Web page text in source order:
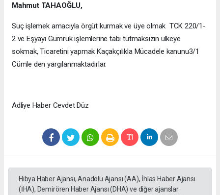
Mahmut TAHAOĞLU,
Suç işlemek amacıyla örgüt kurmak ve üye olmak TCK 220/1-
2 ve Eşyayı Gümrük işlemlerine tabi tutmaksızın ülkeye
sokmak, Ticaretini yapmak Kaçakçılıkla Mücadele kanunu3/1
Cümle den yargılanmaktadırlar.
Adliye Haber Cevdet Düz
Hibya Haber Ajansı, Anadolu Ajansı (AA), İhlas Haber Ajansı
(İHA), Demirören Haber Ajansı (DHA) ve diğer ajanslar